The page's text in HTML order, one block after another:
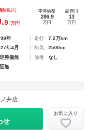
グベルトカバー☆Ｅ
ト☆純正リアスポイラ
前後ドラレコ☆
(税込)
9 万円
本体価格
286.9
万円
諸費用
13
万円
年 走行
7.2万km
年4月 排気
2500cc
整備無 修復
なし
無
井店
せ
お気に入り